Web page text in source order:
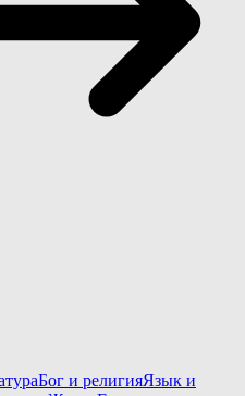
Бог и религияЯзык и